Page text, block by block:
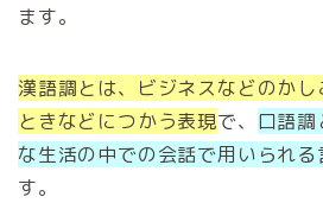
ます。
漢語調とは、ビジネスなどのかし
ときなどにつかう表現で、 口語
な生活の中での会話で用いられる
す。